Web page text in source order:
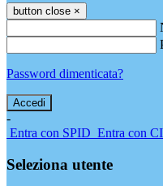
button close ×
Password dimenticata?
-
Entra con SPID Entra con
Seleziona utente